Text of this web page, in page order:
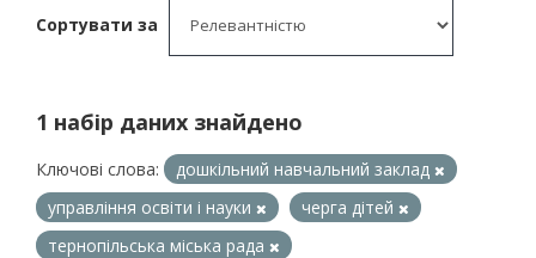
Сортувати за
1 набір даних знайдено
Ключові слова:
дошкільний навчальний заклад
управління освіти і науки
черга дітей
тернопільська міська рада